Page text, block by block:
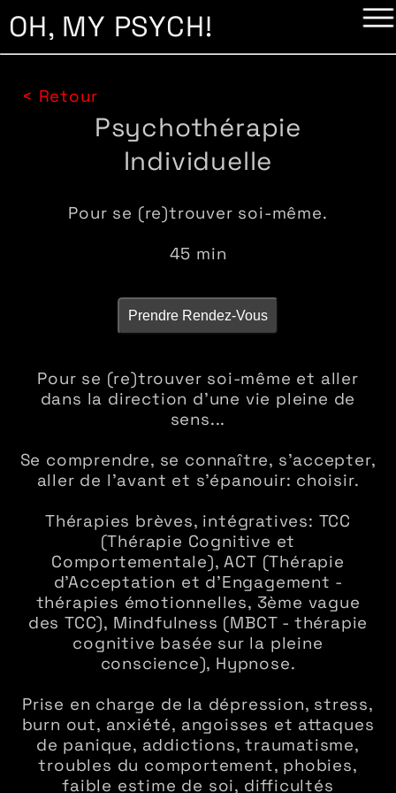
OH, MY PSYCH!
< Retour
Psychothérapie
Individuelle
Pour se (re)trouver soi-même.
45 min
Prendre Rendez-Vous
Pour se (re)trouver soi-même et aller
dans la direction d'une vie pleine de
sens...
Se comprendre, se connaître, s'accepter,
aller de l'avant et s'épanouir: choisir.
Thérapies brèves, intégratives: TCC
(Thérapie Cognitive et
Comportementale), ACT (Thérapie
d'Acceptation et d'Engagement -
thérapies émotionnelles, 3ème vague
des TCC), Mindfulness (MBCT - thérapie
cognitive basée sur la pleine
conscience), Hypnose.
Prise en charge de la dépression, stress,
burn out, anxiété, angoisses et attaques
de panique, addictions, traumatisme,
troubles du comportement, phobies,
faible estime de soi, difficultés